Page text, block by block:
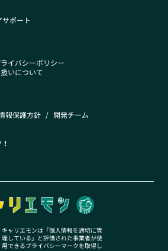
ポート
イバシーポリシー
いについて
報保護方針 / 開発チーム
キャリエモンは「個人情報を適切に管
理している」と評価された事業者が使
用できるプライバシーマークを取得し